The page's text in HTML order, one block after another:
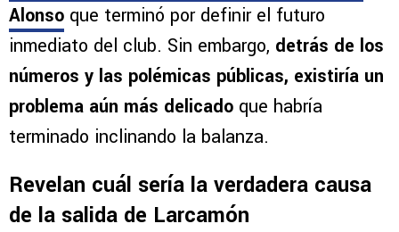
Alonso que terminó por definir el futuro
inmediato del club. Sin embargo, detrás de los
números y las polémicas públicas, existiría un
problema aún más delicado que habría
terminado inclinando la balanza.
Revelan cuál sería la verdadera causa
de la salida de Larcamón